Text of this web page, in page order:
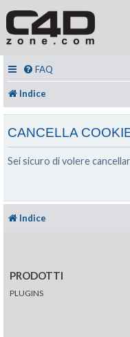
FAQ
Indice
CANCELLA
Sei sicuro di volere
Indice
PRODOTTI
PLUGINS